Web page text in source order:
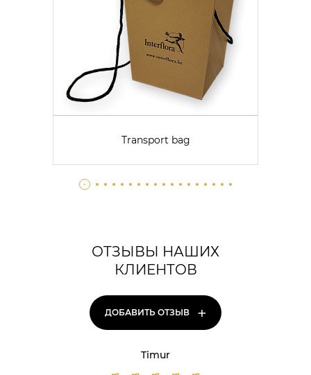
Transport bag
ОТЗЫВЫ НАШИХ
КЛИЕНТОВ
ДОБАВИТЬ ОТЗЫВ +
Timur